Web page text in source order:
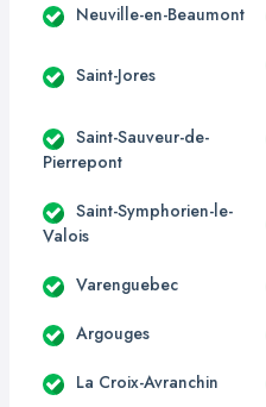
Neuville-en-Beaumont
Saint-Jores
Saint-Sauveur-de-
Pierrepont
Saint-Symphorien-le-
Valois
Varenguebec
Argouges
La Croix-Avranchin